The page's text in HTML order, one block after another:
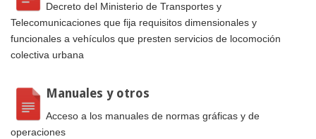
Decreto del Ministerio de Transportes y
Telecomunicaciones que fija requisitos dimensionales y
funcionales a vehículos que presten servicios de locomoción
colectiva urbana
Manuales y otros
Acceso a los manuales de normas gráficas y de
operaciones